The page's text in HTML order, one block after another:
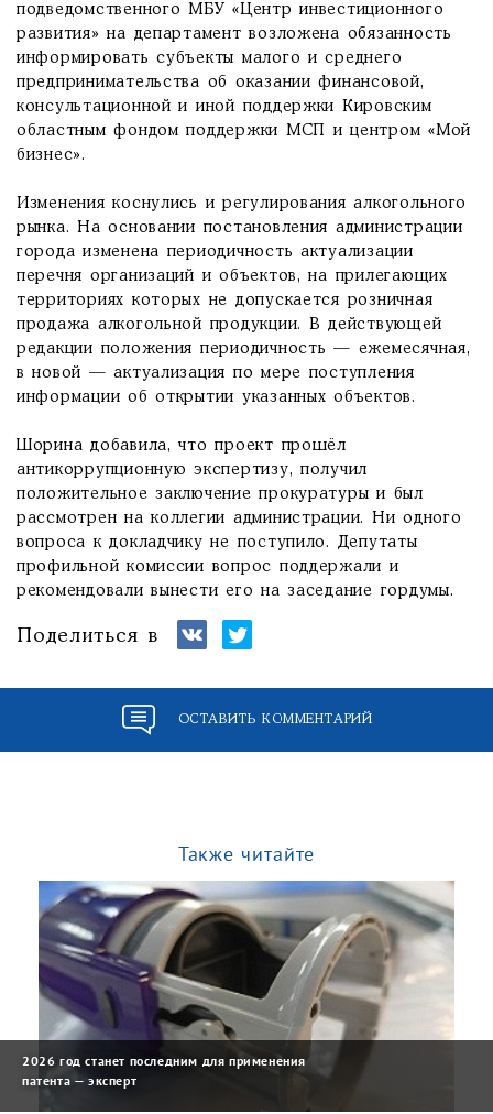
подведомственного МБУ «Центр инвестиционного
развития» на департамент возложена обязанность
информировать субъекты малого и среднего
предпринимательства об оказании финансовой,
консультационной и иной поддержки Кировским
областным фондом поддержки МСП и центром «Мой
бизнес».
Изменения коснулись и регулирования алкогольного
рынка. На основании постановления администрации
города изменена периодичность актуализации
перечня организаций и объектов, на прилегающих
территориях которых не допускается розничная
продажа алкогольной продукции. В действующей
редакции положения периодичность — ежемесячная,
в новой — актуализация по мере поступления
информации об открытии указанных объектов.
Шорина добавила, что проект прошёл
антикоррупционную экспертизу, получил
положительное заключение прокуратуры и был
рассмотрен на коллегии администрации. Ни одного
вопроса к докладчику не поступило. Депутаты
профильной комиссии вопрос поддержали и
рекомендовали вынести его на заседание гордумы.
Поделиться в
ОСТАВИТЬ КОММЕНТАРИЙ
Также читайте
2026 год станет последним для применения
патента — эксперт